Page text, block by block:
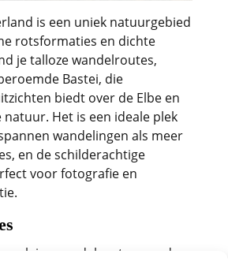
is een uniek natuurgebied
rotsformaties en dichte
je talloze wandelroutes,
Bastei, die
biedt over de Elbe en
Het is een ideale plek
wandelingen als meer
en de schilderachtige
voor fotografie en
wandelroute naar de